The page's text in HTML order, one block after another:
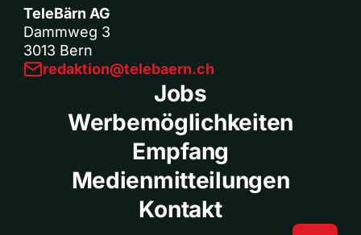
TeleBärn AG
Dammweg 3
3013 Bern
redaktion@telebaern.ch
Jobs
Werbemöglichkeiten
Empfang
Medienmitteilungen
Kontakt